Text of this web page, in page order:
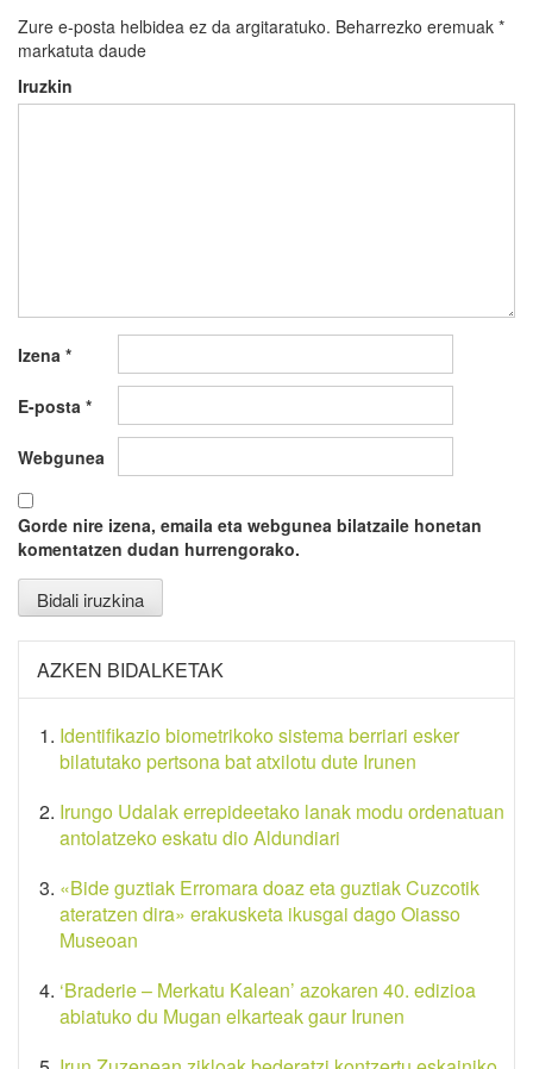
Zure e-posta helbidea ez da argitaratuko. Beharrezko eremuak *
markatuta daude
Iruzkin
Izena *
E-posta *
Webgunea
Gorde nire izena, emaila eta webgunea bilatzaile honetan
komentatzen dudan hurrengorako.
AZKEN BIDALKETAK
Identifikazio biometrikoko sistema berriari esker
bilatutako pertsona bat atxilotu dute Irunen
Irungo Udalak errepideetako lanak modu ordenatuan
antolatzeko eskatu dio Aldundiari
«Bide guztiak Erromara doaz eta guztiak Cuzcotik
ateratzen dira» erakusketa ikusgai dago Oiasso
Museoan
‘Braderie – Merkatu Kalean’ azokaren 40. edizioa
abiatuko du Mugan elkarteak gaur Irunen